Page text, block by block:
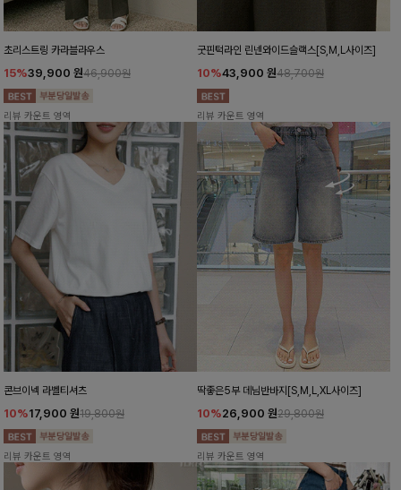
초리스트링 카라블라우스
15%39,900 원46,900원
리뷰 카운트 영역
굿핀턱라인 린넨와이드슬랙스[S,M,L사이즈]
10%43,900 원48,700원
리뷰 카운트 영역
콘브이넥 라벨티셔츠
10%17,900 원19,800원
리뷰 카운트 영역
딱좋은5부 데님반바지[S,M,L,XL사이즈]
10%26,900 원29,800원
리뷰 카운트 영역